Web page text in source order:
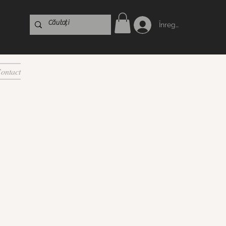
Înregistrare